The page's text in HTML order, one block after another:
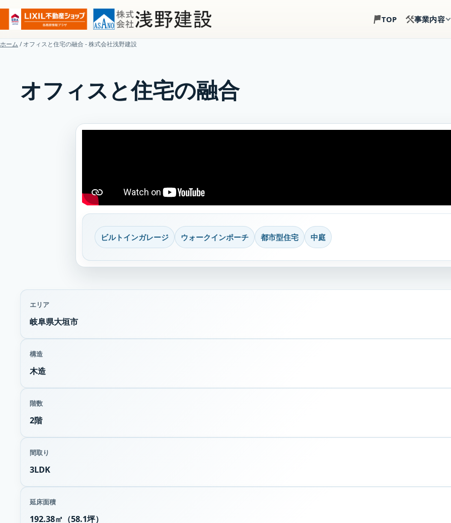
TOP 事業内容
倉庫・店舗・事務所の
ホーム / オフィスと住宅の融合 - 株式会社浅野建設
オフィスと住宅の融合
ビルトインガレージ ウォークインポーチ 都市型住宅 中庭
エリア
岐阜県大垣市
構造
木造
階数
2階
間取り
3LDK
延床面積
192.38㎡（58.1坪）